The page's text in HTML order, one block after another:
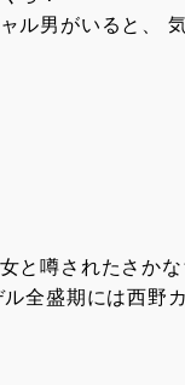
ル男がいると、
と噂されたさか
全盛期には西